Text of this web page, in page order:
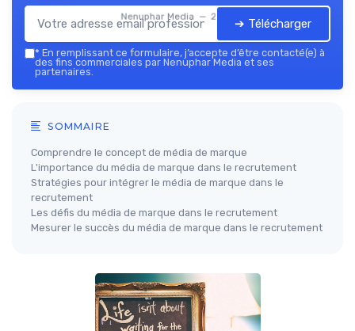
Nenuphar Media — 2026
➔ Télécharger
* En remplissant ce formulaire, j’accepte d’être contacté(e) à
des fins commerciales par Nenuphar Media et ses
partenaires.
SOMMAIRE
Comprendre le concept de média de marque
L'importance du média de marque dans le recrutement
Stratégies pour intégrer le média de marque dans le
recrutement
Les défis du média de marque dans le recrutement
Mesurer le succès du média de marque dans le recrutement